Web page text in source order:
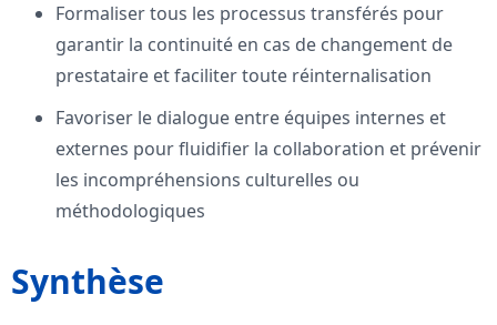
Formaliser tous les processus transférés pour
garantir la continuité en cas de changement de
prestataire et faciliter toute réinternalisation
Favoriser le dialogue entre équipes internes et
externes pour fluidifier la collaboration et prévenir
les incompréhensions culturelles ou
méthodologiques
Synthèse